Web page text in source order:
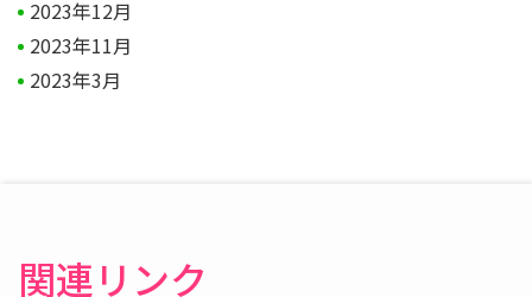
2023年12月
2023年11月
2023年3月
関連リンク